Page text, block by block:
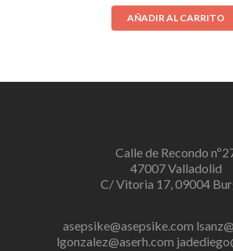
AÑADIR AL CARRITO
Calle de Recondo
47007 Valladolid
C/ Vitoria 17, 09004
asepsike@asepsike.com
lgonzalez@aserh.com